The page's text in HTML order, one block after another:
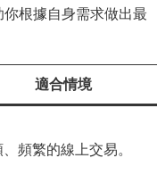
根據自身需求做出最
適合情境
頻繁的線上交易。